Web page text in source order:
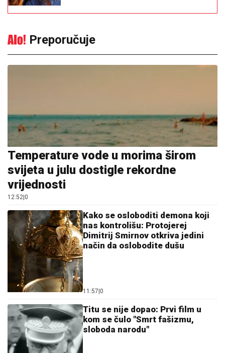
Preporučuje
Temperature vode u morima širom
svijeta u julu dostigle rekordne
vrijednosti
12:52 0
Kako se osloboditi demona koji
nas kontrolišu: Protojerej
Dimitrij Smirnov otkriva jedini
način da oslobodite dušu
11:57 0
Titu se nije dopao: Prvi film u
kom se čulo "Smrt fašizmu,
sloboda narodu"